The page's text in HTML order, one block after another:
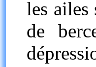
les ailes
de